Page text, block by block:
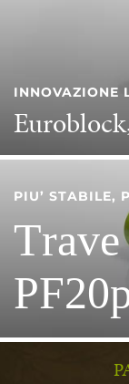
INNOVAZIONE
PIU’ STABILE,